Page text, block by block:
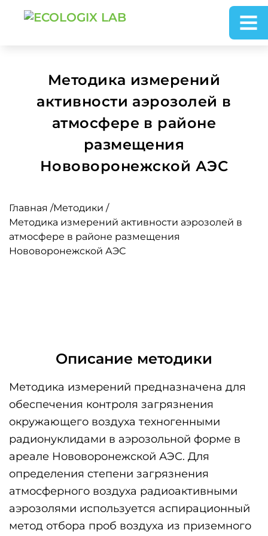
Методика измерений
активности аэрозолей в
атмосфере в районе
размещения
Нововоронежской АЭС
Главная /Методики /
Методика измерений активности аэрозолей в
атмосфере в районе размещения
Нововоронежской АЭС
Описание методики
Методика измерений предназначена для
обеспечения контроля загрязнения
окружающего воздуха техногенными
радионуклидами в аэрозольной форме в
ареале Нововоронежской АЭС. Для
определения степени загрязнения
атмосферного воздуха радиоактивными
аэрозолями используется аспирационный
метод отбора проб воздуха из приземного